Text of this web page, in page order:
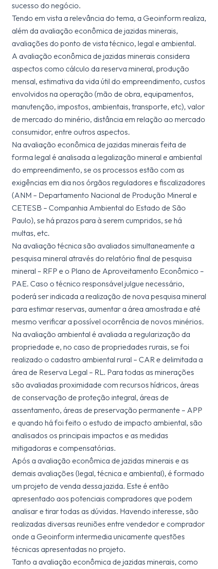
sucesso do negócio.
Tendo em vista a relevância do tema, a Geoinform realiza,
além da avaliação econômica de jazidas minerais,
avaliações do ponto de vista técnico, legal e ambiental.
A avaliação econômica de jazidas minerais considera
aspectos como cálculo da reserva mineral, produção
mensal, estimativa da vida útil do empreendimento, custos
envolvidos na operação (mão de obra, equipamentos,
manutenção, impostos, ambientais, transporte, etc), valor
de mercado do minério, distância em relação ao mercado
consumidor, entre outros aspectos.
Na avaliação econômica de jazidas minerais feita de
forma legal é analisada a legalização mineral e ambiental
do empreendimento, se os processos estão com as
exigências em dia nos órgãos reguladores e fiscalizadores
(ANM – Departamento Nacional de Produção Mineral e
CETESB – Companhia Ambiental do Estado de São
Paulo), se há prazos para à serem cumpridos, se há
multas, etc.
Na avaliação técnica são avaliados simultaneamente a
pesquisa mineral através do relatório final de pesquisa
mineral – RFP e o Plano de Aproveitamento Econômico –
PAE. Caso o técnico responsável julgue necessário,
poderá ser indicada a realização de nova pesquisa mineral
para estimar reservas, aumentar a área amostrada e até
mesmo verificar a possível ocorrência de novos minérios.
Na avaliação ambiental é avaliada a regularização da
propriedade e, no caso de propriedades rurais, se foi
realizado o cadastro ambiental rural – CAR e delimitada a
área de Reserva Legal – RL. Para todas as minerações
são avaliadas proximidade com recursos hídricos, áreas
de conservação de proteção integral, áreas de
assentamento, áreas de preservação permanente – APP
e quando há foi feito o estudo de impacto ambiental, são
analisados os principais impactos e as medidas
mitigadoras e compensatórias.
Após a avaliação econômica de jazidas minerais e as
demais avaliações (legal, técnica e ambiental), é formado
um projeto de venda dessa jazida. Este é então
apresentado aos potenciais compradores que podem
analisar e tirar todas as dúvidas. Havendo interesse, são
realizadas diversas reuniões entre vendedor e comprador
onde a Geoinform intermedia unicamente questões
técnicas apresentadas no projeto.
Tanto a avaliação econômica de jazidas minerais, como